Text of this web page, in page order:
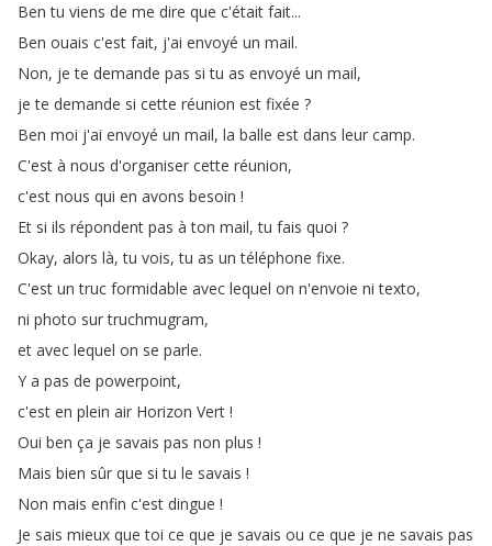
Ben tu viens de me dire que c'était fait...
Ben ouais c'est fait, j'ai envoyé un mail.
Non, je te demande pas si tu as envoyé un mail,
je te demande si cette réunion est fixée ?
Ben moi j'ai envoyé un mail, la balle est dans leur camp.
C'est à nous d'organiser cette réunion,
c'est nous qui en avons besoin !
Et si ils répondent pas à ton mail,tu fais quoi ?
Okay, alors là,tu vois,tu as un téléphone fixe.
C'est un truc formidable avec lequel on n'envoie ni texto,
ni photo sur truchmugram,
et avec lequel on se parle.
Y a pas de powerpoint,
c'est en plein air Horizon Vert !
Oui ben ça je savais pas non plus !
Mais bien sûr que si tu le savais !
Non mais enfin c'est dingue !
Je sais mieux que toi ce que je savais ou ce que je ne savais pas